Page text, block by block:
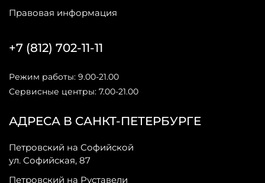
Правовая информация
АДРЕСА В САНКТ-ПЕТЕРБУРГЕ
Петровский на Софийской
ул. Софийская, 87
Петровский на Руставели
+7 (812) 702-11-11
Режим работы: 9.00-21.00
Сервисные центры: 7.00-21.00